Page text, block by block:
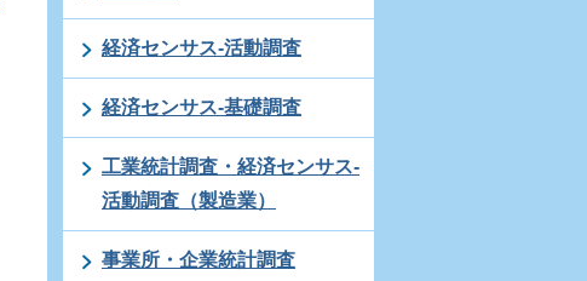
経済センサス-活動調査
経済センサス-基礎調査
工業統計調査・経済センサス-
活動調査（製造業）
事業所・企業統計調査